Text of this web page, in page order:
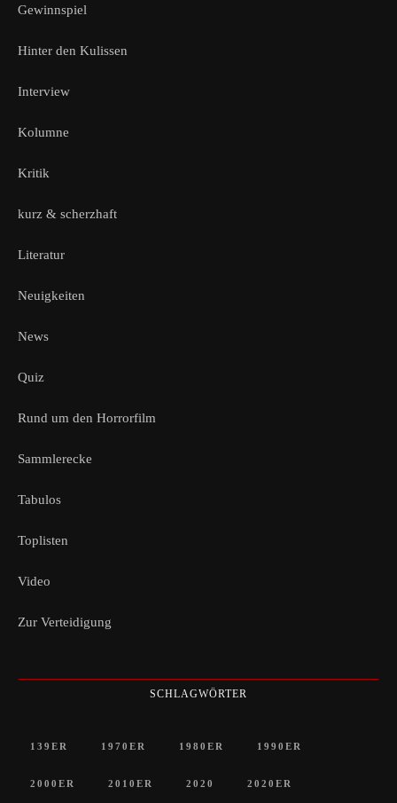
Gewinnspiel
Hinter den Kulissen
Interview
Kolumne
Kritik
kurz & scherzhaft
Literatur
Neuigkeiten
News
Quiz
Rund um den Horrorfilm
Sammlerecke
Tabulos
Toplisten
Video
Zur Verteidigung
SCHLAGWÖRTER
139ER 1970ER 1980ER 1990ER
2000ER 2010ER 2020 2020ER